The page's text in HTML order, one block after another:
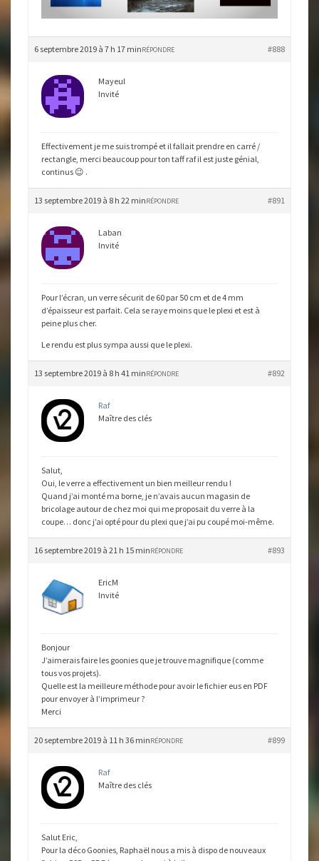
6 septembre 2019 à 7 h 17 min #888
RÉPONDRE
Mayeul
Invité
Effectivement je me suis trompé et il fallait prendre en carré /
rectangle, merci beaucoup pour ton taff raf il est juste génial,
continus 😉 .
13 septembre 2019 à 8 h 22 min #891
RÉPONDRE
Laban
Invité
Pour l’écran, un verre sécurit de 60 par 50 cm et de 4 mm
d’épaisseur est parfait. Cela se raye moins que le plexi et est à
peine plus cher.
Le rendu est plus sympa aussi que le plexi.
13 septembre 2019 à 8 h 41 min #892
RÉPONDRE
Raf
Maître des clés
Salut,
Oui, le verre a effectivement un bien meilleur rendu !
Quand j’ai monté ma borne, je n’avais aucun magasin de
bricolage autour de chez moi qui me proposait du verre à la
coupe… donc j’ai opté pour du plexi que j’ai pu coupé moi-même.
16 septembre 2019 à 21 h 15 min #893
RÉPONDRE
EricM
Invité
Bonjour
J’aimerais faire les goonies que je trouve magnifique (comme
tous vos projets).
Quelle est la meilleure méthode pour avoir le fichier eus en PDF
pour envoyer à l’imprimeur ?
Merci
20 septembre 2019 à 11 h 36 min #899
RÉPONDRE
Raf
Maître des clés
Salut Eric,
Pour la déco Goonies, Raphaël nous a mis à dispo de nouveaux